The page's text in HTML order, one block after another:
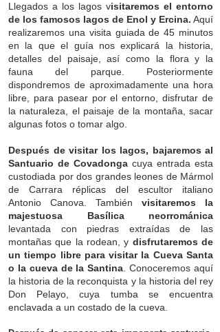
Llegados a los lagos visitaremos el entorno
de los famosos lagos de Enol y Ercina. Aquí
realizaremos una visita guiada de 45 minutos
en la que el guía nos explicará la historia,
detalles del paisaje, así como la flora y la
fauna del parque. Posteriormente
dispondremos de aproximadamente una hora
libre, para pasear por el entorno, disfrutar de
la naturaleza, el paisaje de la montaña, sacar
algunas fotos o tomar algo.
Después de visitar los lagos, bajaremos al
Santuario de Covadonga cuya entrada esta
custodiada por dos grandes leones de Mármol
de Carrara réplicas del escultor italiano
Antonio Canova. También visitaremos la
majestuosa Basílica neorrománica
levantada con piedras extraídas de las
montañas que la rodean, y disfrutaremos de
un tiempo libre para visitar la Cueva Santa
o la cueva de la Santina . Conoceremos aquí
la historia de la reconquista y la historia del rey
Don Pelayo, cuya tumba se encuentra
enclavada a un costado de la cueva.